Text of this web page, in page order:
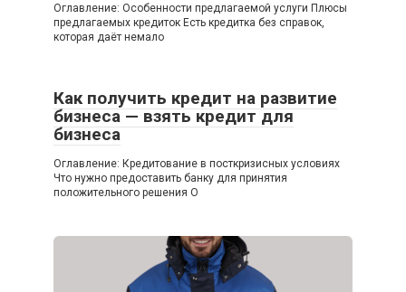
Оглавление: Особенности предлагаемой услуги Плюсы
предлагаемых кредиток Есть кредитка без справок,
которая даёт немало
Как получить кредит на развитие
бизнеса — взять кредит для
бизнеса
Оглавление: Кредитование в посткризисных условиях
Что нужно предоставить банку для принятия
положительного решения О